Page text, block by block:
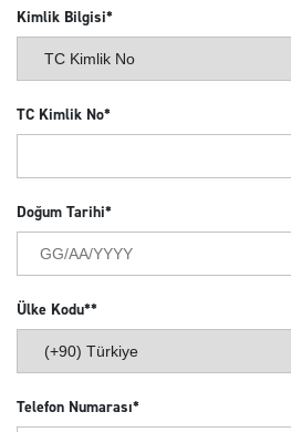
Kimlik Bilgisi*
TC Kimlik No*
Doğum Tarihi*
Ülke Kodu**
Telefon Numarası*